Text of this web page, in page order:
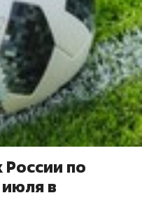
России по
в